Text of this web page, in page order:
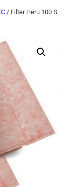
/ Filter Heru 100 S